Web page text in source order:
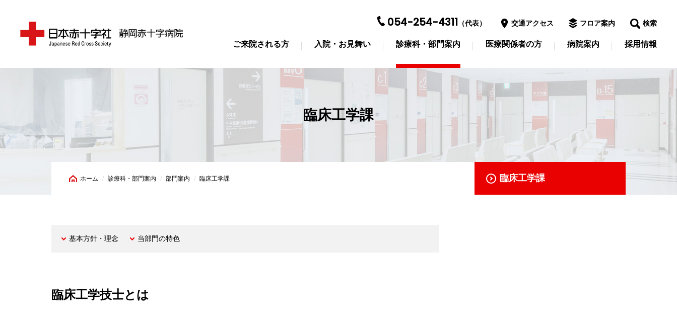
054-254-4311 （代表） 交通アクセス フロア案内 検索
ご来院される方 入院・お見舞い 診療科・部門案内 医療関係者の方 病院案内 採用情報
臨床工学課
ホーム 診療科・部門案内 部門案内 臨床工学課
基本方針・理念 当部門の特色
臨床工学技士とは
臨床工学課